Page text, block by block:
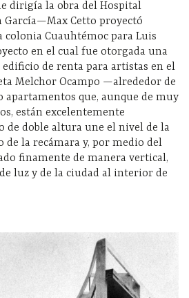
dirigía la obra del Hospital
Cetto proyectó
colonia Cuauhtémoc para Luis
en el cual fue otorgada una
de renta para artistas en el
Melchor Ocampo —alrededor de
apartamentos que, aunque de muy
están excelentemente
de doble altura une el nivel de la
de la recámara y, por medio del
finamente de manera vertical,
luz y de la ciudad al interior de